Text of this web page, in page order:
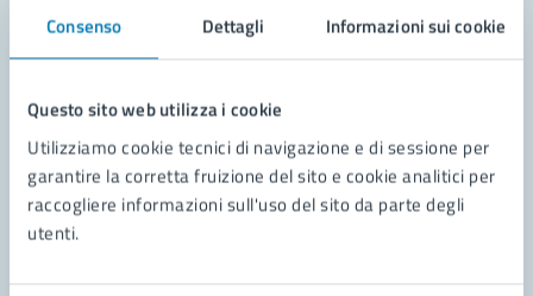
Consenso Dettagli Informazioni sui cookie
Questo sito web utilizza i cookie
Utilizziamo cookie tecnici di navigazione e di sessione per
garantire la corretta fruizione del sito e cookie analitici per
raccogliere informazioni sull'uso del sito da parte degli
utenti.
Prenota appuntamento
Problemi in città
Segnala disservizio